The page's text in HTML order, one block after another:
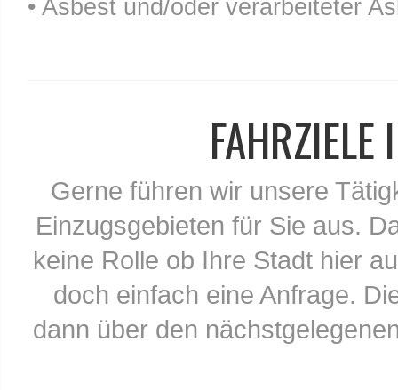
• Asbest und/oder verarbeiteter
Gerne führen wir unsere
Einzugsgebieten für Sie aus.
keine Rolle ob Ihre Stadt hier
doch einfach eine Anfrage.
dann über den